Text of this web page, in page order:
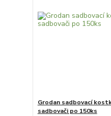
Grodan sadbovací
sadbovači po 150ks